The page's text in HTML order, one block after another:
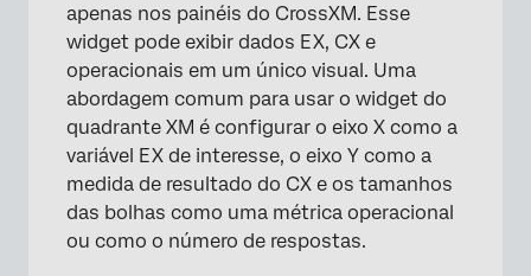
apenas nos painéis do CrossXM. Esse
widget pode exibir dados EX, CX e
operacionais em um único visual. Uma
abordagem comum para usar o widget do
quadrante XM é configurar o eixo X como a
variável EX de interesse, o eixo Y como a
medida de resultado do CX e os tamanhos
das bolhas como uma métrica operacional
ou como o número de respostas.